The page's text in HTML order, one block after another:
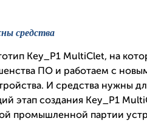
средства
Key_P1 MultiClet, на
ПО и работаем с
И средства нужны
этап создания Key_P1
промышленной партии